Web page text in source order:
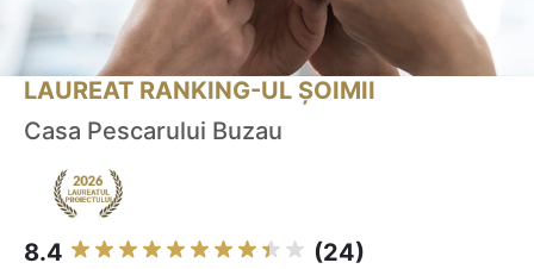
LAUREAT RANKING-UL ȘOIMII
Casa Pescarului Buzau
8.4 (24)